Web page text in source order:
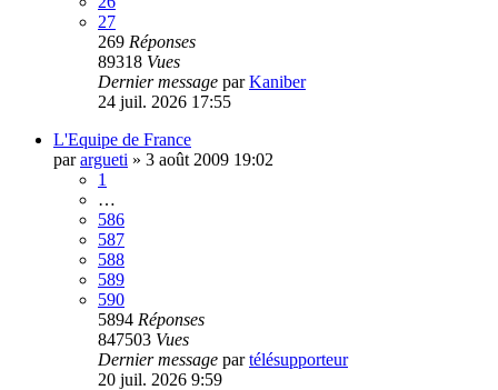
27
269 Réponses
89318 Vues
Dernier message parKaniber
24 juil. 2026 17:55
L'Equipe de France
parargueti » 3 août 2009 19:02
1
…
586
587
588
589
590
5894 Réponses
847503 Vues
Dernier message partélésupporteur
20 juil. 2026 9:59